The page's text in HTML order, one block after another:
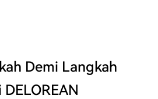
Demi Langkah